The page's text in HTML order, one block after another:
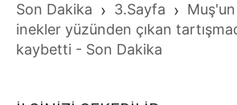
Son Dakika › 3.Sayfa ›
inekler yüzünden çıkan
kaybetti - Son Dakika